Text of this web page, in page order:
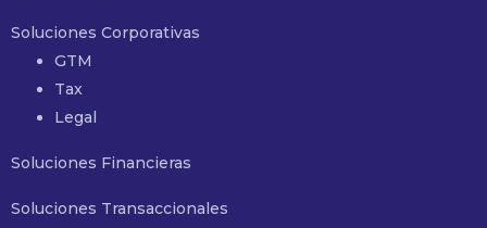
Soluciones Corporativas
GTM
Tax
Legal
Soluciones Financieras
Soluciones Transaccionales